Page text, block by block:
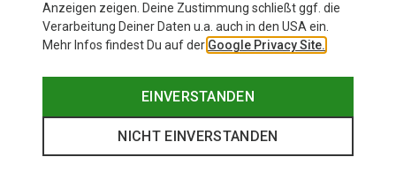
Anzeigen zeigen. Deine Zustimmung schließt ggf. die
Verarbeitung Deiner Daten u.a. auch in den USA ein.
Mehr Infos findest Du auf der Google Privacy Site.
EINVERSTANDEN
NICHT EINVERSTANDEN